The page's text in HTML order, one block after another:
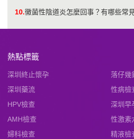
10.黴菌性陰道炎怎麼回事？有哪些常
熱點標籤
深圳終止懷孕
落仔幾
深圳藥流
性病檢
HPV檢查
深圳早
AMH檢查
性激素
婦科檢查
精液檢